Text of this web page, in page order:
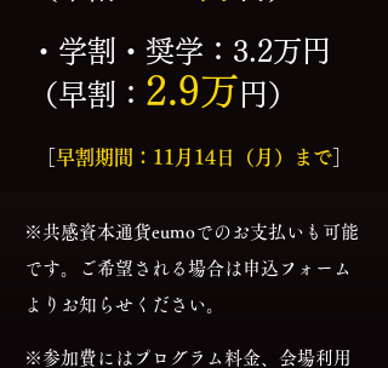
・学割・奨学：3.2万円
（早割： 2.9万 円）
早割期間：11月14日（月）まで
※参加費にはプログラム料金、会場利用
※共感資本通貨eumoでのお支払いも可能
です。ご希望される場合は申込フォーム
よりお知らせください。